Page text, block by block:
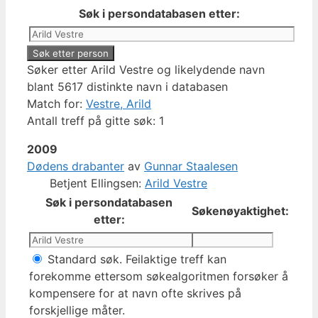
Søk i persondatabasen etter:
Søker etter Arild Vestre og likelydende navn
blant 5617 distinkte navn i databasen
Match for: Vestre, Arild
Antall treff på gitte søk: 1
2009
Dødens drabanter av Gunnar Staalesen
Betjent Ellingsen: Arild Vestre
Søk i persondatabasen
etter:
Søkenøyaktighet:
Standard søk. Feilaktige treff kan
forekomme ettersom søkealgoritmen forsøker å
kompensere for at navn ofte skrives på
forskjellige måter.